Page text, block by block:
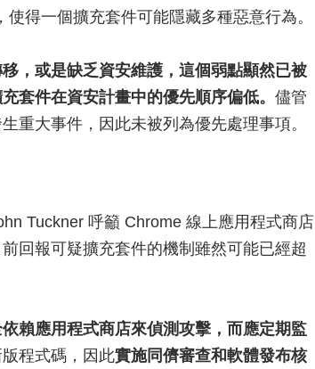
得一個擴充套件可能隱藏多種惡意行為。
，或是缺乏資安維護，這個弱點顯然已被
套件在資安計畫中的優先順序偏低。 儘管
重大事件，因此未被列為優先處理事項。
Tuckner 呼籲 Chrome 線上應用程式商店
回報可疑擴充套件的機制雖然可能已經超
賴應用程式商店來偵測攻擊，而應定期監
程式碼，因此實施同儕審查和軟體發布核